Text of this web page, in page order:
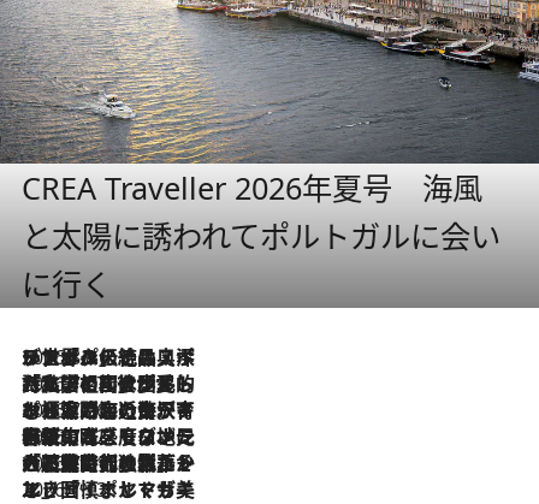
CREA Traveller 2026年夏号 海風
と太陽に誘われてポルトガルに会い
に行く
2026.8.8
リスボンの絶品スイーツ「パステル・デ・ナタ」とは？ポルトガル伝統の奥深い世界へ
2026.7.27
「私の祖国はポルトガル語です」国民的詩人フェルナンド・ペソアと、彼が愛した文学の街を歩く
2026.7.26
ポルトガル近海が育む極上の海の幸。キリリと冷えた白ワインと愉しむ、シーフード専門店の贅沢
2026.7.22
伝統の味をモダンに昇華。高感度な地元客が集う、リスボンの最旬ガストロノミー
2026.7.21
大航海時代の栄華から、震災、独裁、そして革命へ。ポルトガル・首都リスボンの石畳に刻まれた「歴史の光と影」
2026.7.13
エッセイ・ヤマザキマリ「慎ましくも美しき国 ポルトガル」